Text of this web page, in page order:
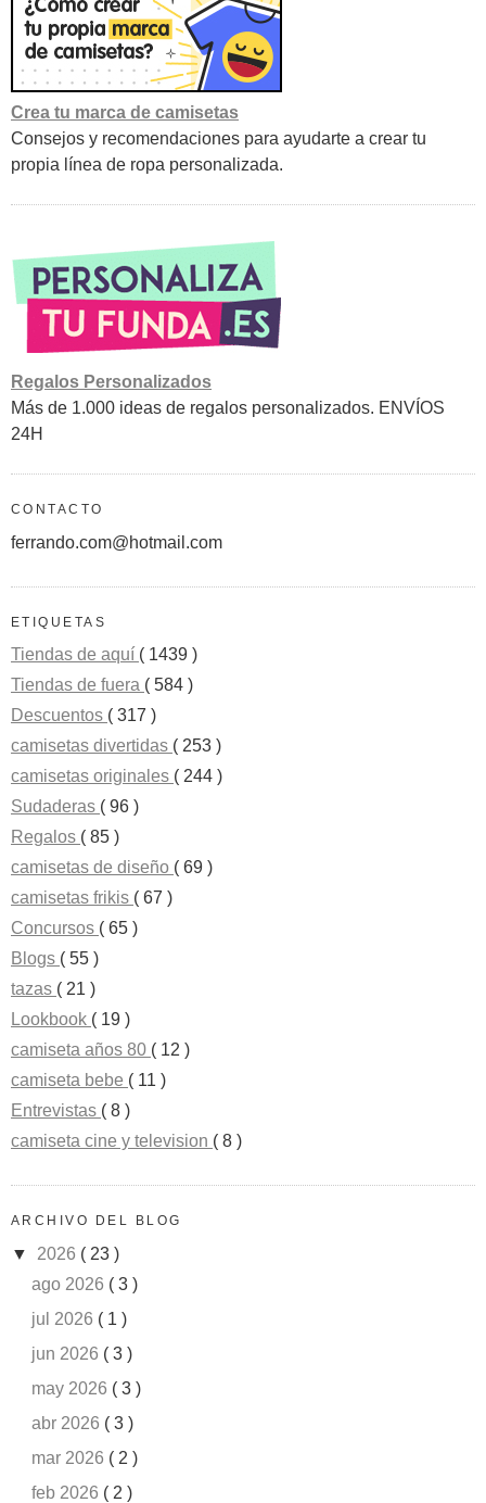
Crea tu marca de camisetas
Consejos y recomendaciones para ayudarte a crear tu
propia línea de ropa personalizada.
Regalos Personalizados
Más de 1.000 ideas de regalos personalizados. ENVÍOS
24H
CONTACTO
ferrando.com@hotmail.com
ETIQUETAS
Tiendas de aquí ( 1439 )
Tiendas de fuera ( 584 )
Descuentos ( 317 )
camisetas divertidas ( 253 )
camisetas originales ( 244 )
Sudaderas ( 96 )
Regalos ( 85 )
camisetas de diseño ( 69 )
camisetas frikis ( 67 )
Concursos ( 65 )
Blogs ( 55 )
tazas ( 21 )
Lookbook ( 19 )
camiseta años 80 ( 12 )
camiseta bebe ( 11 )
Entrevistas ( 8 )
camiseta cine y television ( 8 )
ARCHIVO DEL BLOG
▼ 2026 ( 23 )
ago 2026 ( 3 )
jul 2026 ( 1 )
jun 2026 ( 3 )
may 2026 ( 3 )
abr 2026 ( 3 )
mar 2026 ( 2 )
feb 2026 ( 2 )